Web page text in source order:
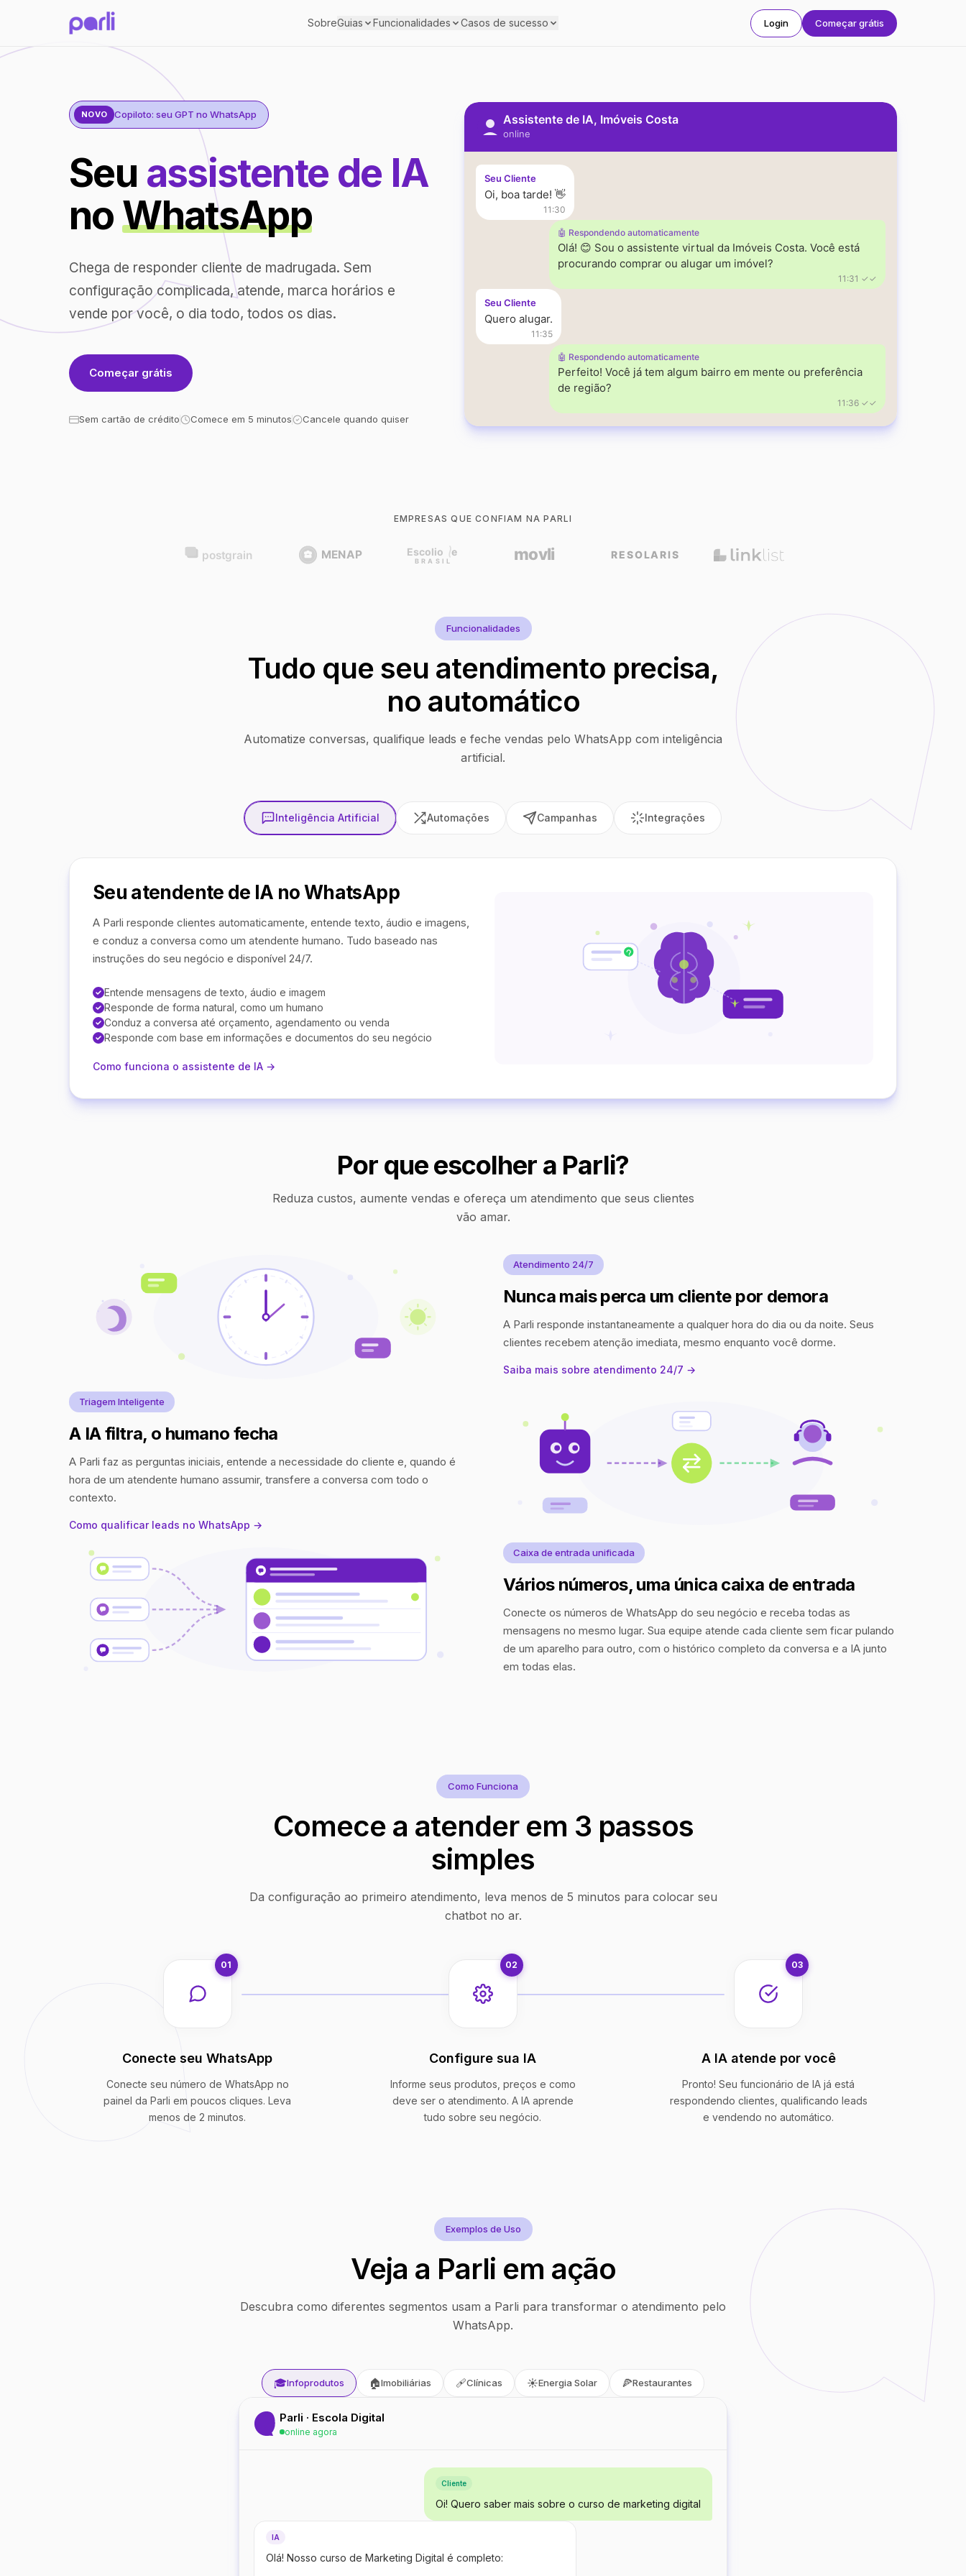
SobreGuias Funcionalidades Casos de sucesso Login Começar grátis
NOVO Copiloto: seu GPT no WhatsApp
Seu assistente de IA
noWhatsApp
Chega de responder cliente de madrugada. Sem
configuração complicada, atende, marca horários e
vende por você, o dia todo, todos os dias.
Começar grátis
Sem cartão de crédito Comece em 5 minutos Cancele quando quiser
Assistente de IA, Imóveis Costa
online
Seu Cliente
Oi, boa tarde! 👋
11:30
🤖 Respondendo automaticamente
Olá! 😊 Sou o assistente virtual da Imóveis Costa. Você está
procurando comprar ou alugar um imóvel?
11:31 ✓✓
Seu Cliente
Quero alugar.
11:35
🤖 Respondendo automaticamente
Perfeito! Você já tem algum bairro em mente ou preferência
de região?
11:36 ✓✓
EMPRESAS QUE CONFIAM NA PARLI
Funcionalidades
Tudo que seu atendimento precisa,
no automático
Automatize conversas, qualifique leads e feche vendas pelo WhatsApp com inteligência
artificial.
Inteligência Artificial Automações Campanhas Integrações
Seu atendente de IA no WhatsApp
A Parli responde clientes automaticamente, entende texto, áudio e imagens,
e conduz a conversa como um atendente humano. Tudo baseado nas
instruções do seu negócio e disponível 24/7.
Entende mensagens de texto, áudio e imagem
Responde de forma natural, como um humano
Conduz a conversa até orçamento, agendamento ou venda
Responde com base em informações e documentos do seu negócio
Como funciona o assistente de IA →
Por que escolher a Parli?
Reduza custos, aumente vendas e ofereça um atendimento que seus clientes
vão amar.
Atendimento 24/7
Nunca mais perca um cliente por demora
A Parli responde instantaneamente a qualquer hora do dia ou da noite. Seus
clientes recebem atenção imediata, mesmo enquanto você dorme.
Saiba mais sobre atendimento 24/7 →
Triagem Inteligente
A IA filtra, o humano fecha
A Parli faz as perguntas iniciais, entende a necessidade do cliente e, quando é
hora de um atendente humano assumir, transfere a conversa com todo o
contexto.
Como qualificar leads no WhatsApp →
Caixa de entrada unificada
Vários números, uma única caixa de entrada
Conecte os números de WhatsApp do seu negócio e receba todas as
mensagens no mesmo lugar. Sua equipe atende cada cliente sem ficar pulando
de um aparelho para outro, com o histórico completo da conversa e a IA junto
em todas elas.
Como Funciona
Comece a atender em 3 passos
simples
Da configuração ao primeiro atendimento, leva menos de 5 minutos para colocar seu
chatbot no ar.
01
Conecte seu WhatsApp
Conecte seu número de WhatsApp no
painel da Parli em poucos cliques. Leva
menos de 2 minutos.
02
Configure sua IA
Informe seus produtos, preços e como
deve ser o atendimento. A IA aprende
tudo sobre seu negócio.
03
A IA atende por você
Pronto! Seu funcionário de IA já está
respondendo clientes, qualificando leads
e vendendo no automático.
Exemplos de Uso
Veja a Parli em ação
Descubra como diferentes segmentos usam a Parli para transformar o atendimento pelo
WhatsApp.
🎓Infoprodutos 🏠Imobiliárias 🩹Clínicas ☀️Energia Solar 🍕Restaurantes
Parli · Escola Digital
online agora
Cliente
Oi! Quero saber mais sobre o curso de marketing digital
IA
Olá! Nosso curso de Marketing Digital é completo: